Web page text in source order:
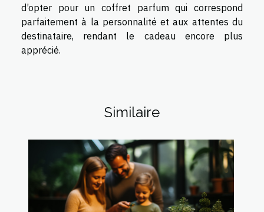
d’opter pour un coffret parfum qui correspond
parfaitement à la personnalité et aux attentes du
destinataire, rendant le cadeau encore plus
apprécié.
Similaire